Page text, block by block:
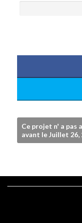
Ce projet n' a pas
avant le Juillet 26,